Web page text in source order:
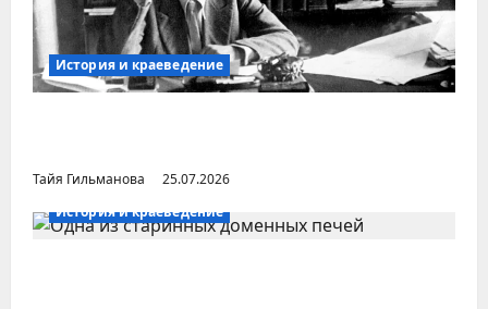
История и краеведение
Тайя Гильманова
25.07.2026
История и краеведение